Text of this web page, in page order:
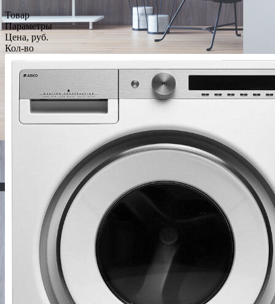
Товар
Параметры
Цена, руб.
Кол-во